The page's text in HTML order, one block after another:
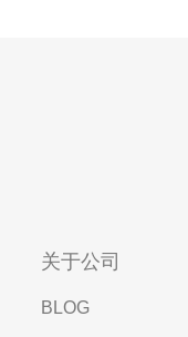
关于公司
BLOG